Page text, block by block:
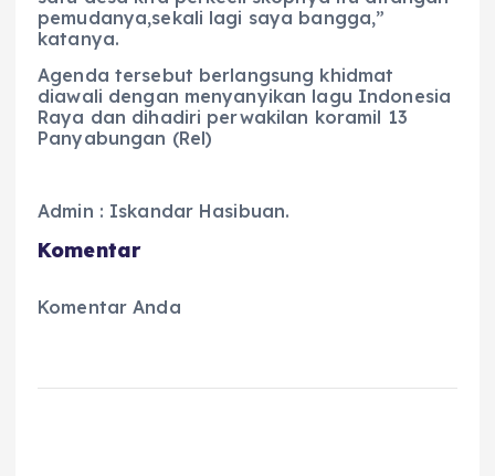
pemudanya,sekali lagi saya bangga,”
katanya.
Agenda tersebut berlangsung khidmat
diawali dengan menyanyikan lagu Indonesia
Raya dan dihadiri perwakilan koramil 13
Panyabungan (Rel)
Admin : Iskandar Hasibuan.
Komentar
Komentar Anda